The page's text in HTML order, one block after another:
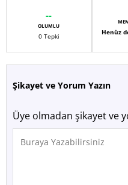
--
OLUMLU
0 Tepki
Henüz
Şikayet ve Yorum Yazın
Üye olmadan şikayet ve